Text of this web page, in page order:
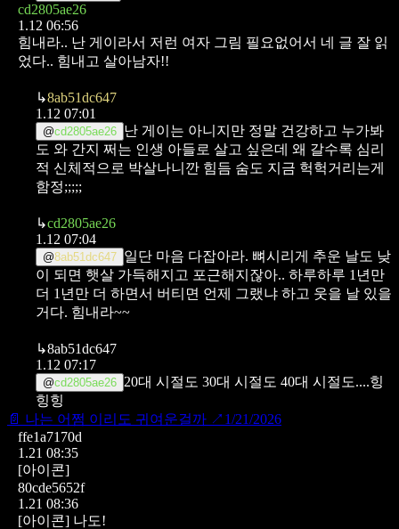
cd2805ae26
1.12 06:56
힘내라.. 난 게이라서 저런 여자 그림 필요없어서 네 글 잘 읽
었다.. 힘내고 살아남자!!
↳8ab51dc647
1.12 07:01
@cd2805ae26 난 게이는 아니지만 정말 건강하고 누가봐
도 와 간지 쩌는 인생 아들로 살고 싶은데 왜 갈수록 심리
적 신체적으로 박살나니깐 힘듬 숨도 지금 헉헉거리는게
함정;;;;;
↳cd2805ae26
1.12 07:04
@8ab51dc647 일단 마음 다잡아라. 뼈시리게 추운 날도 낮
이 되면 햇살 가득해지고 포근해지잖아.. 하루하루 1년만
더 1년만 더 하면서 버티면 언제 그랬냐 하고 웃을 날 있을
거다. 힘내라~~
↳8ab51dc647
1.12 07:17
@cd2805ae26 20대 시절도 30대 시절도 40대 시절도....힝
힝힝
📄 나는 어쩜 이리도 귀여운걸까 ↗ 1/21/2026
ffe1a7170d
1.21 08:35
[아이콘]
80cde5652f
1.21 08:36
[아이콘] 나도!